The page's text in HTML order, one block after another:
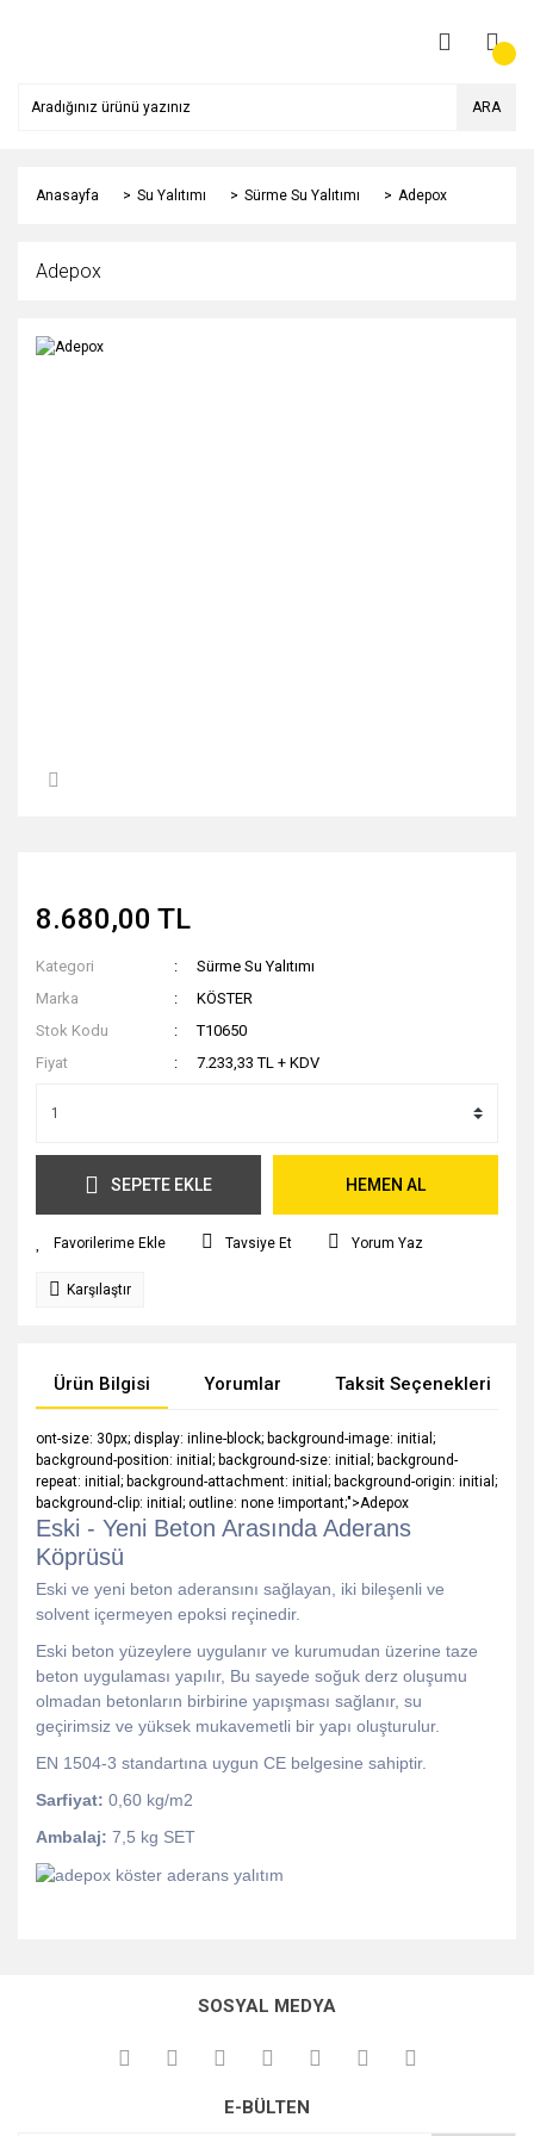
ARA
Anasayfa Su Yalıtımı Sürme Su Yalıtımı Adepox
Adepox
8.680,00 TL
Kategori
Sürme Su Yalıtımı
Marka
KÖSTER
Stok Kodu
T10650
Fiyat
7.233,33 TL + KDV
SEPETE EKLE HEMEN AL
Tavsiye Et Yorum Yaz
Karşılaştır
Ürün Bilgisi Yorumlar Taksit Seçenekleri
ont-size: 30px; display: inline-block; background-image: initial;
background-position: initial; background-size: initial; background-
repeat: initial; background-attachment: initial; background-origin: initial;
background-clip: initial; outline: none !important;">Adepox
Eski - Yeni Beton Arasında Aderans
Köprüsü
Eski ve yeni beton aderansını sağlayan, iki bileşenli ve
solvent içermeyen epoksi reçinedir.
Eski beton yüzeylere uygulanır ve kurumudan üzerine taze
beton uygulaması yapılır, Bu sayede soğuk derz oluşumu
olmadan betonların birbirine yapışması sağlanır, su
geçirimsiz ve yüksek mukavemetli bir yapı oluşturulur.
EN 1504-3 standartına uygun CE belgesine sahiptir.
Sarfiyat: 0,60 kg/m2
Ambalaj: 7,5 kg SET
Yorum Yaz
Görüş ve önerileriniz için teşekkür ederiz.
Ürün açıklamasında eksik bilgiler bulunuyor.
SOSYAL MEDYA
E-BÜLTEN